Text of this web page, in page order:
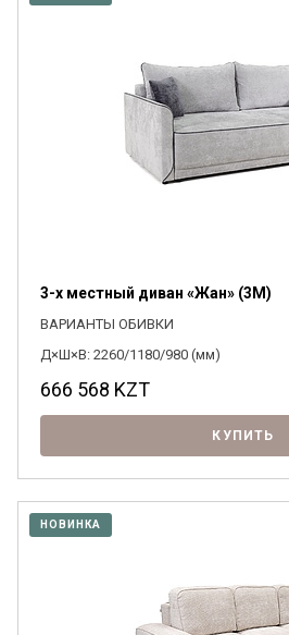
3-х местный диван «Жан» (3M)
ВАРИАНТЫ ОБИВКИ
Д×Ш×В: 2260/1180/980 (мм)
666 568 KZT
КУПИТЬ
НОВИНКА